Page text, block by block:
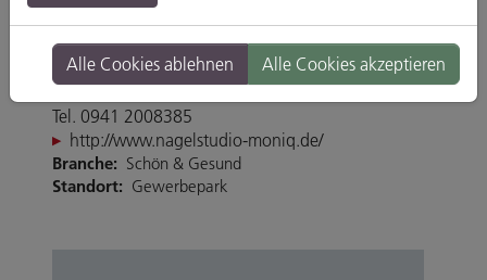
Nagelstudio, Wellness
Im Gewerbepark B 41, 93059 Regensburg
Tel. 0941 2008385
http://www.nagelstudio-moniq.de/
Branche: Schön & Gesund
Standort: Gewerbepark
Alle Cookies ablehnen Alle Cookies akzeptieren